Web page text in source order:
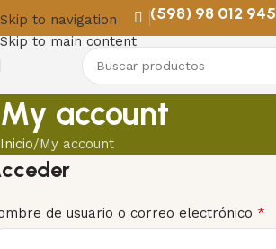
Skip to navigation
Skip to main content
(598) 98 012 945
My account
Inicio My account
de usuario o correo electrónico *